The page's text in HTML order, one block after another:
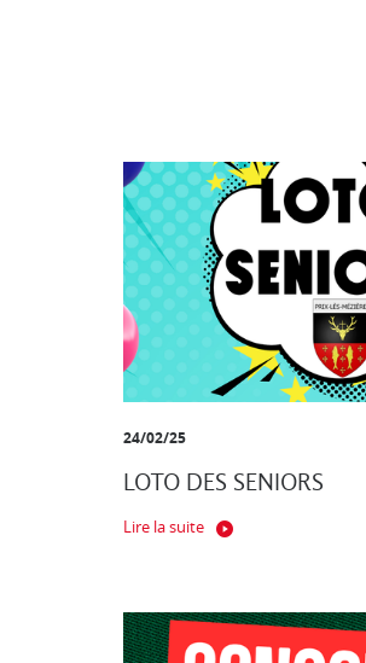
24/02/25
LOTO DES SENIORS
Lire la suite